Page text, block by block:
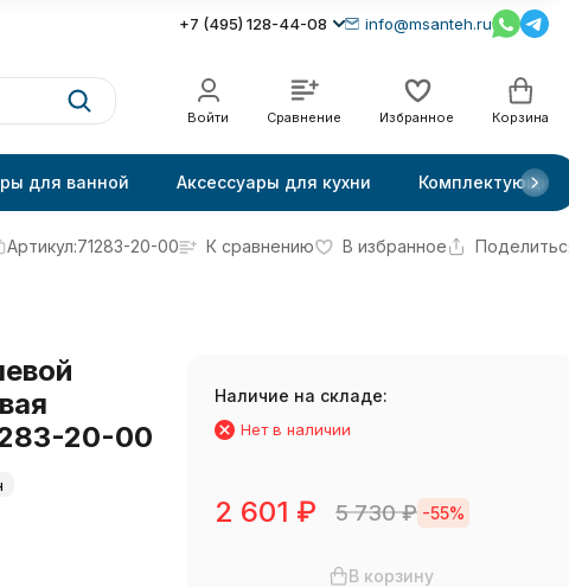
+7 (495) 128-44-08 info@msanteh.ru
Войти Сравнение Избранное Корзина
для ванной Аксессуары для кухни Комплектующие
Артикул:71283-20-00 К сравнению В избранное
20-00
Наличие на складе:
Нет в наличии
2 601 ₽ 5 730₽ -55%
В корзину